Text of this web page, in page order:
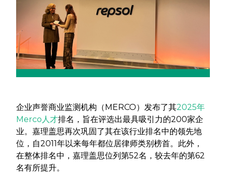
企业声誉商业监测机构（MERCO）发布了其2025年
Merco人才排名，旨在评选出最具吸引力的200家企
业。嘉理盖思再次巩固了其在该行业排名中的领先地
位，自2011年以来每年都位居律师类别榜首。此外，
在整体排名中，嘉理盖思位列第52名，较去年的第62
名有所提升。